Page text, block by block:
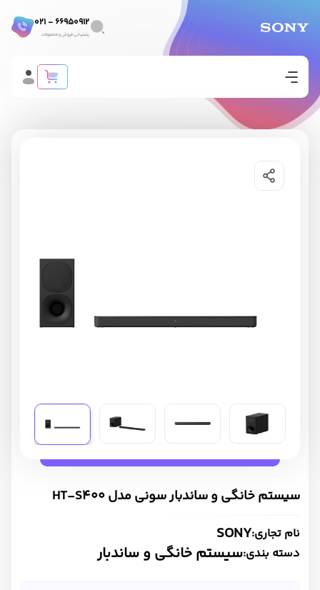
66950912 - 021
پشتیبانی فروش و محصولات
سیستم خانگی و ساندبار سونی مدل HT-S400
نام تجاری:SONY
دسته بندی:سیستم خانگی و ساندبار